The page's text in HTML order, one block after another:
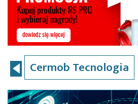
Cermob Tecnologia